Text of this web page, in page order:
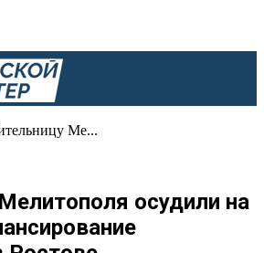
Ме...
осудили на